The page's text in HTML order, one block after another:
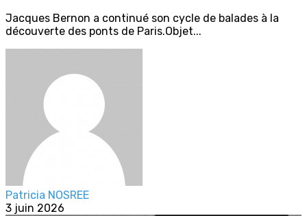
Jacques Bernon a continué son cycle de balades à la
découverte des ponts de Paris.Objet...
Patricia NOSREE
3 juin 2026